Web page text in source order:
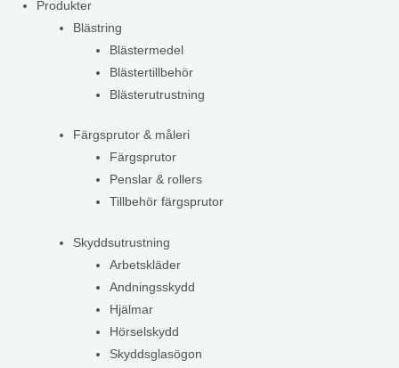
Produkter
Blästring
Blästermedel
Blästertillbehör
Blästerutrustning
Färgsprutor & måleri
Färgsprutor
Penslar & rollers
Tillbehör färgsprutor
Skyddsutrustning
Arbetskläder
Andningsskydd
Hjälmar
Hörselskydd
Skyddsglasögon